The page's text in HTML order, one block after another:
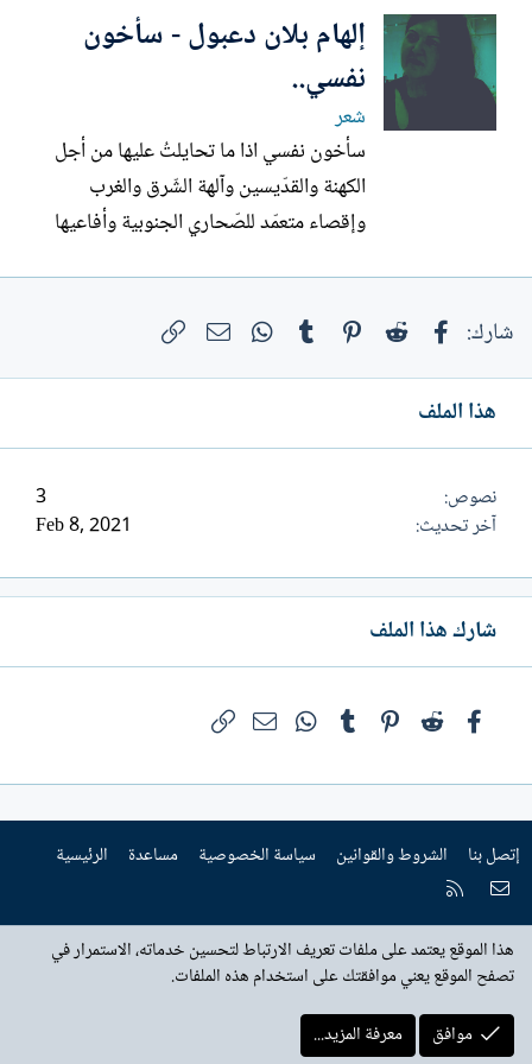
جذور الأنا ليتني كتبتُ للشّمس: "يا أمَّنا
اغضبي توهّجي أحرقي كبرياءَنا السّقيم لا
تنتظري طاعتنا استلّي...
إلهام بلان دعبول - سأخون
نفسي..
شعر
سأخون نفسي اذا ما تحايلتُ عليها من أجل
الكهنة والقدّيسين وآلهة الشّرق والغرب
وإقصاء متعمّد للصّحاري الجنوبية وأفاعيها
بقطرات لامعة ثمّ أصرخ عبر مكبّرات الصّوت
شارك: فيسبوك Reddit
Pinterest
Tumblr
WhatsAppالبريد الإلكتروني
هذا الملف
نصوص
3
آخر تحديث
Feb 8, 2021
شارك هذا الملف
فيسبوكReddit
Pinterest
Tumblr
WhatsAppالبريد الإلكتروني
إتصل بنا الشروط والقوانين سياسة الخصوصية مساعدة الرئيسية
إتصل بنا
هذا الموقع يعتمد على ملفات تعريف الارتباط لتحسين خدماته، الاستمرار في
تصفح الموقع يعني موافقتك على استخدام هذه الملفات.
موافق
معرفة المزيد...